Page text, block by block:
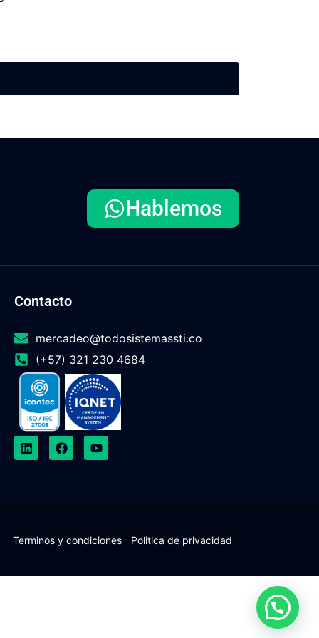
Hablemos
Contacto
mercadeo@todosistemassti.co
(+57) 321 230 4684
Terminos y condiciones Politica de privacidad